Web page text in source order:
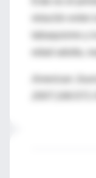
tabaquismo y
American